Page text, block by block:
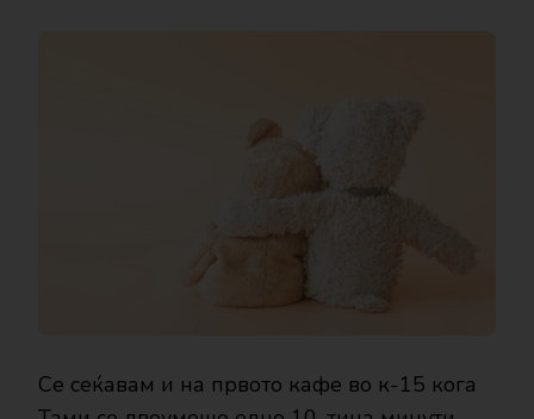
Се сеќавам и на првото кафе во к-15 кога